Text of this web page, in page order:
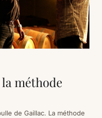
méthode
de Gaillac. La méthode